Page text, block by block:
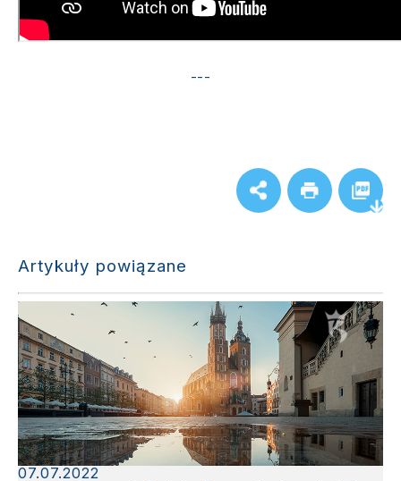
---
Artykuły powiązane
07.07.2022